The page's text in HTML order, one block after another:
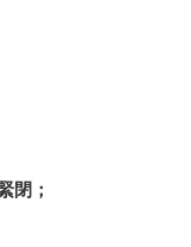
閉；